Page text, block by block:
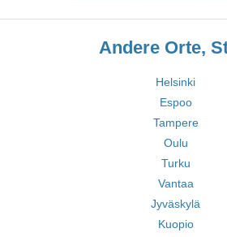
Andere Orte,
Helsinki
Espoo
Tampere
Oulu
Turku
Vantaa
Jyväskylä
Kuopio